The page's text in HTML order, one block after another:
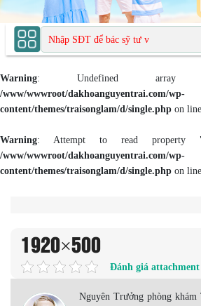
Warning: Undefined
/www/wwwroot/dakhoanguyentrai.com/wp-
content/themes/traisonglam/d/single.php on line
Warning: Attempt to read property
/www/wwwroot/dakhoanguyentrai.com/wp-
content/themes/traisonglam/d/single.php on line
1920×500
Đánh giá attachment
Nguyên Trưởng phòng